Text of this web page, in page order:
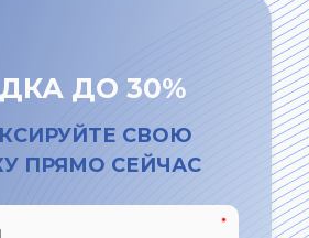
ДО 30%
СВОЮ
ПРЯМО СЕЙЧАС